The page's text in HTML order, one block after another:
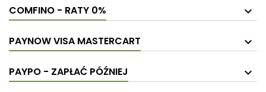
COMFINO - RATY 0%
PAYNOW VISA MASTERCART
PAYPO - ZAPŁAĆ PÓŹNIEJ